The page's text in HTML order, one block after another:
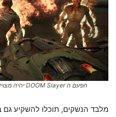
הפעם ה DOOM Slayer יהיה מצויד גם בתותח כתף שיכול לשמש גם כלהביור